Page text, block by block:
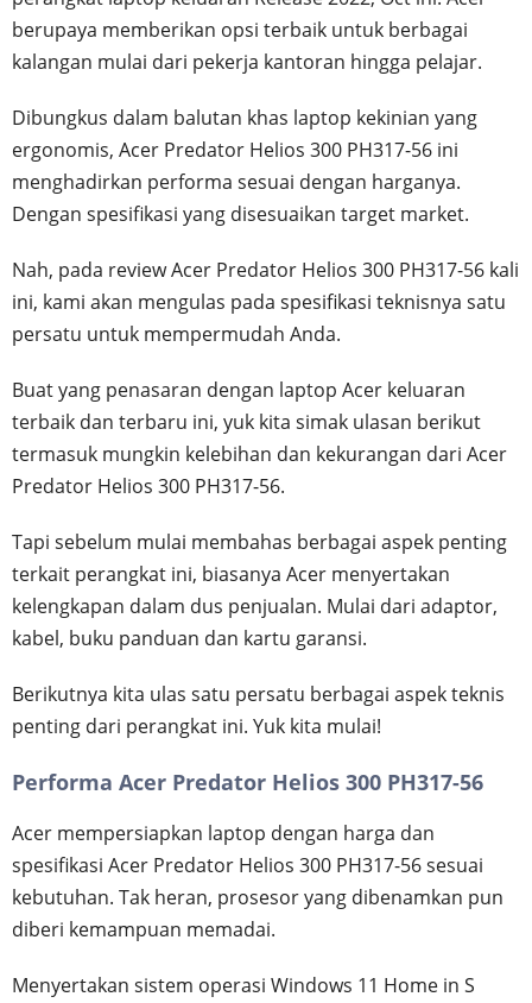
berupaya memberikan opsi terbaik untuk berbagai
kalangan mulai dari pekerja kantoran hingga pelajar.
Dibungkus dalam balutan khas laptop kekinian yang
ergonomis, Acer Predator Helios 300 PH317-56 ini
menghadirkan performa sesuai dengan harganya.
Dengan spesifikasi yang disesuaikan target market.
Nah, pada review Acer Predator Helios 300 PH317-56 kali
ini, kami akan mengulas pada spesifikasi teknisnya satu
persatu untuk mempermudah Anda.
Buat yang penasaran dengan laptop Acer keluaran
terbaik dan terbaru ini, yuk kita simak ulasan berikut
termasuk mungkin kelebihan dan kekurangan dari Acer
Predator Helios 300 PH317-56.
Tapi sebelum mulai membahas berbagai aspek penting
terkait perangkat ini, biasanya Acer menyertakan
kelengkapan dalam dus penjualan. Mulai dari adaptor,
kabel, buku panduan dan kartu garansi.
Berikutnya kita ulas satu persatu berbagai aspek teknis
penting dari perangkat ini. Yuk kita mulai!
Performa Acer Predator Helios 300 PH317-56
Acer mempersiapkan laptop dengan harga dan
spesifikasi Acer Predator Helios 300 PH317-56 sesuai
kebutuhan. Tak heran, prosesor yang dibenamkan pun
diberi kemampuan memadai.
Menyertakan sistem operasi Windows 11 Home in S